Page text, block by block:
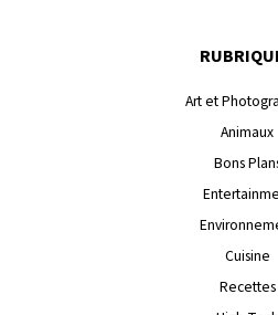
Art et
Animaux
Bons
Cuisine
Recettes